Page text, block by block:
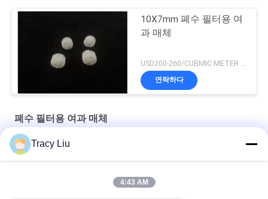
10X7mm 폐수 필터용 여
과 매체
연락하다
폐수 필터용 여과 매체
HDPE 19 방 MBBR 폐수 필터용 여과 매체 25X10mm
Tracy Liu
4:43 AM